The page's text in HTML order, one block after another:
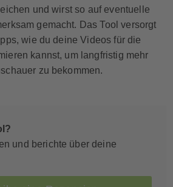
und wirst so auf eventuelle
gemacht. Das Tool versorgt
wie du deine Videos für die
kannst, um langfristig mehr
zu bekommen.
und berichte über deine